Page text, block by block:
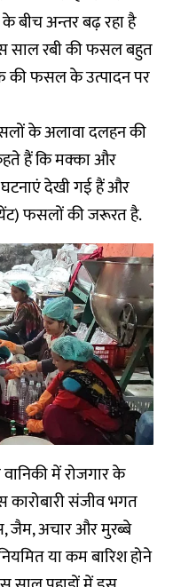
बीच अन्तर बढ़ रहा है
साल रबी की फसल बहुत
की फसल के उत्पादन पर
के अलावा दलहन की
हैं कि मक्का और
देखी गई हैं और
फसलों की जरूरत है.
में रोजगार के
संजीव भगत
अचार और मुरब्बे
या कम बारिश होने